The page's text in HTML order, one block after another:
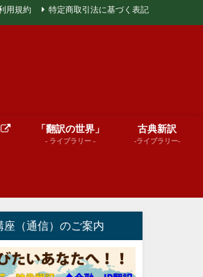
用規約 特定商取引法に基づく表記
「翻訳の世界」
- ライブラリー -
古典新訳
-ライブラリー-
ゼンテーション動画）
座（通信）のご案内